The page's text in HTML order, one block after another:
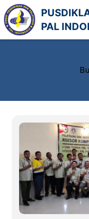
Lewati
ke
konten
PAL